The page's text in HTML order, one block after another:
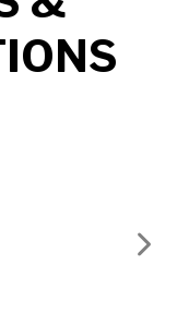
Next